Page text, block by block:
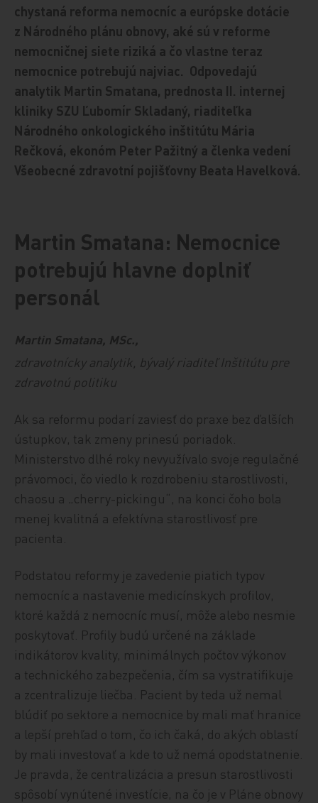
chystaná reforma nemocníc a európske dotácie
z Národného plánu obnovy, aké sú v reforme
nemocničnej siete riziká a čo vlastne teraz
nemocnice potrebujú najviac. Odpovedajú
analytik Martin Smatana, prednosta II. internej
kliniky SZU Ľubomír Skladaný, riaditeľka
Národného onkologického inštitútu Mária
Rečková, ekonóm Peter Pažitný a členka vedení
Všeobecné zdravotní pojišťovny Beata Havelková.
Martin Smatana: Nemocnice
potrebujú hlavne doplniť
personál
Martin Smatana, MSc.,
zdravotnícky analytik, bývalý riaditeľ Inštitútu pre
zdravotnú politiku
Ak sa reformu podarí zaviesť do praxe bez ďalších
ústupkov, tak zmeny prinesú poriadok.
Ministerstvo dlhé roky nevyužívalo svoje regulačné
právomoci, čo viedlo k rozdrobeniu starostlivosti,
chaosu a „cherry-pickingu“, na konci čoho bola
menej kvalitná a efektívna starostlivosť pre
pacienta.
Podstatou reformy je zavedenie piatich typov
nemocníc a nastavenie medicínskych profilov,
ktoré každá z nemocníc musí, môže alebo nesmie
poskytovať. Profily budú určené na základe
indikátorov kvality, minimálnych počtov výkonov
a technického zabezpečenia, čím sa vystratifikuje
a zcentralizuje liečba. Pacient by teda už nemal
blúdiť po sektore a nemocnice by mali mať hranice
a lepší prehľad o tom, čo ich čaká, do akých oblastí
by mali investovať a kde to už nemá opodstatnenie.
Je pravda, že centralizácia a presun starostlivosti
spôsobí vynútené investície, na čo je v Pláne obnovy